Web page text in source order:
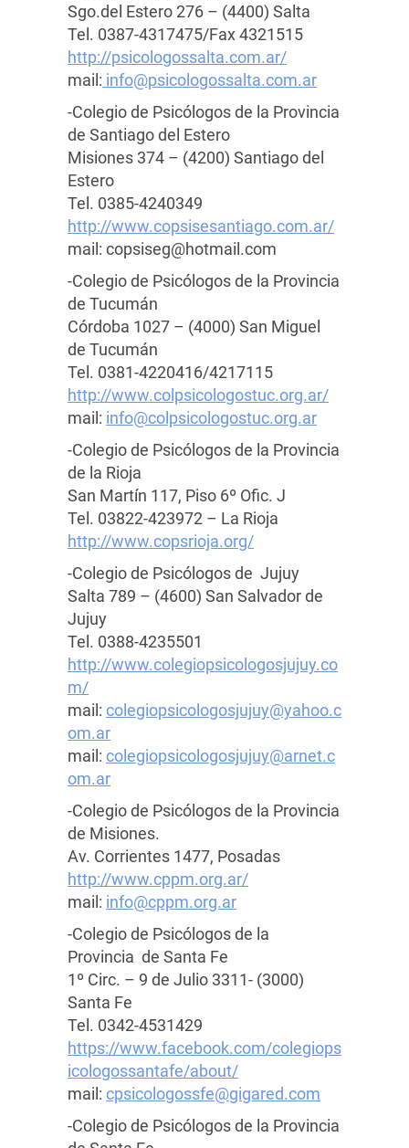
Sgo.del Estero 276 – (4400) Salta
Tel. 0387-4317475/Fax 4321515
http://psicologossalta.com.ar/
mail: info@psicologossalta.com.ar
-Colegio de Psicólogos de la Provincia
de Santiago del Estero
Misiones 374 – (4200) Santiago del
Estero
Tel. 0385-4240349
http://www.copsisesantiago.com.ar/
mail: copsiseg@hotmail.com
-Colegio de Psicólogos de la Provincia
de Tucumán
Córdoba 1027 – (4000) San Miguel
de Tucumán
Tel. 0381-4220416/4217115
http://www.colpsicologostuc.org.ar/
mail: info@colpsicologostuc.org.ar
-Colegio de Psicólogos de la Provincia
de la Rioja
San Martín 117, Piso 6º Ofic. J
Tel. 03822-423972 – La Rioja
http://www.copsrioja.org/
-Colegio de Psicólogos de Jujuy
Salta 789 – (4600) San Salvador de
Jujuy
Tel. 0388-4235501
http://www.colegiopsicologosjujuy.co
m/
mail: colegiopsicologosjujuy@yahoo.c
om.ar
mail: colegiopsicologosjujuy@arnet.c
om.ar
-Colegio de Psicólogos de la Provincia
de Misiones.
Av. Corrientes 1477, Posadas
http://www.cppm.org.ar/
mail: info@cppm.org.ar
-Colegio de Psicólogos de la
Provincia de Santa Fe
1º Circ. – 9 de Julio 3311- (3000)
Santa Fe
Tel. 0342-4531429
https://www.facebook.com/colegiops
icologossantafe/about/
mail: cpsicologossfe@gigared.com
-Colegio de Psicólogos de la Provincia